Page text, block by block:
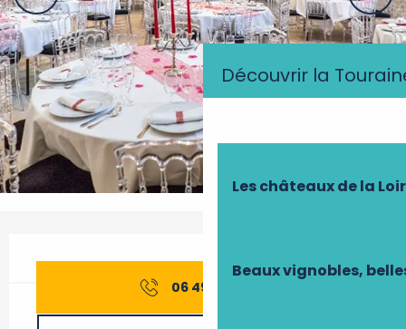
Découvrir la
Les châteaux de la
Beaux vignobles,
06 49 37 10